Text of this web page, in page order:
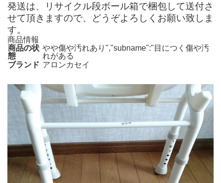
発送は、リサイクル段ボール箱で梱包して送付さ
せて頂きますので、どうぞよろしくお願い致しま
す。
商品情報
商品の状
態
やや傷や汚れあり","subname":"目につく傷や汚
れがある
ブランド アロンカセイ